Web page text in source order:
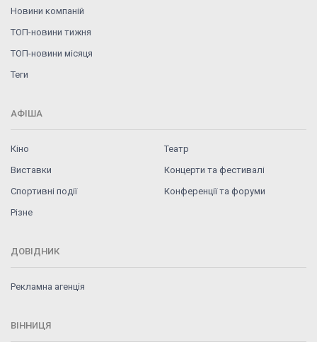
Новини компаній
ТОП-новини тижня
ТОП-новини місяця
Теги
АФІША
Кіно
Театр
Виставки
Концерти та фестивалі
Спортивні події
Конференції та форуми
Різне
ДОВІДНИК
Рекламна агенція
ВІННИЦЯ